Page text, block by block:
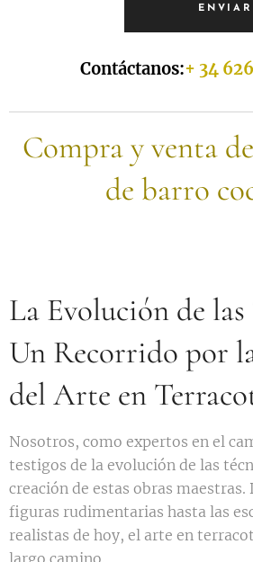
ENVIAR
Contáctanos:+ 34
Compra y venta
de barro
La Evolución de las
Un Recorrido por
del Arte en
Nosotros, como expertos en el
testigos de la evolución de las
creación de estas obras maestras.
figuras rudimentarias hasta las
realistas de hoy, el arte en
largo camino.